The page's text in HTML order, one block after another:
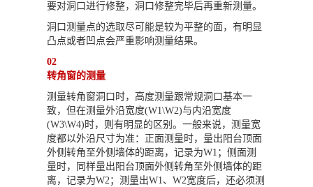
要对洞口进行修整，洞口修整完毕后再重新测量。
洞口测量点的选取尽可能是较为平整的面，有明显
凸点或者凹点会严重影响测量结果。
02
转角窗的测量
测量转角窗洞口时，高度测量跟常规洞口基本一
致，但在测量外沿宽度(W1\W2)与内沿宽度
(W3\W4)时，则有明显的区别。一般来说，测量宽
度都以外沿尺寸为准：正面测量时，量出阳台顶面
外侧转角至外侧墙体的距离，记录为W1；侧面测
量时，同样量出阳台顶面外侧转角至外侧墙体的距
离，记录为W2；测量出W1、W2宽度后，还必须测